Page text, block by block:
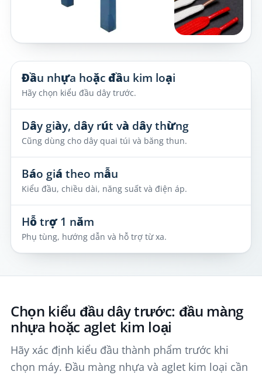
Đầu nhựa hoặc đầu kim loại
Hãy chọn kiểu đầu dây trước.
Dây giày, dây rút và dây thừng
Cũng dùng cho dây quai túi và băng thun.
Báo giá theo mẫu
Kiểu đầu, chiều dài, năng suất và điện áp.
Hỗ trợ 1 năm
Phụ tùng, hướng dẫn và hỗ trợ từ xa.
Chọn kiểu đầu dây trước: đầu màng
nhựa hoặc aglet kim loại
Hãy xác định kiểu đầu thành phẩm trước khi
chọn máy. Đầu màng nhựa và aglet kim loại cần